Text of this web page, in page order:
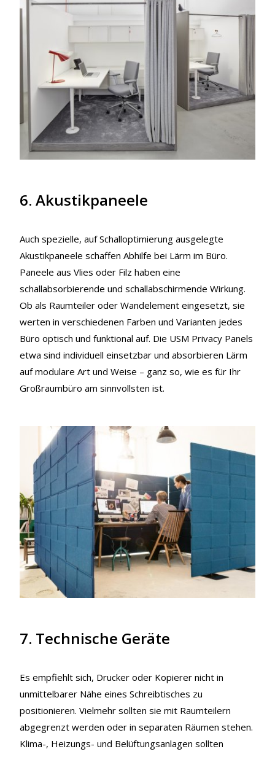
6. Akustikpaneele
Auch spezielle, auf Schalloptimierung ausgelegte
Akustikpaneele schaffen Abhilfe bei Lärm im Büro.
Paneele aus Vlies oder Filz haben eine
schallabsorbierende und schallabschirmende Wirkung.
Ob als Raumteiler oder Wandelement eingesetzt, sie
werten in verschiedenen Farben und Varianten jedes
Büro optisch und funktional auf. Die USM Privacy Panels
etwa sind individuell einsetzbar und absorbieren Lärm
auf modulare Art und Weise – ganz so, wie es für Ihr
Großraumbüro am sinnvollsten ist.
7. Technische Geräte
Es empfiehlt sich, Drucker oder Kopierer nicht in
unmittelbarer Nähe eines Schreibtisches zu
positionieren. Vielmehr sollten sie mit Raumteilern
abgegrenzt werden oder in separaten Räumen stehen.
Klima-, Heizungs- und Belüftungsanlagen sollten